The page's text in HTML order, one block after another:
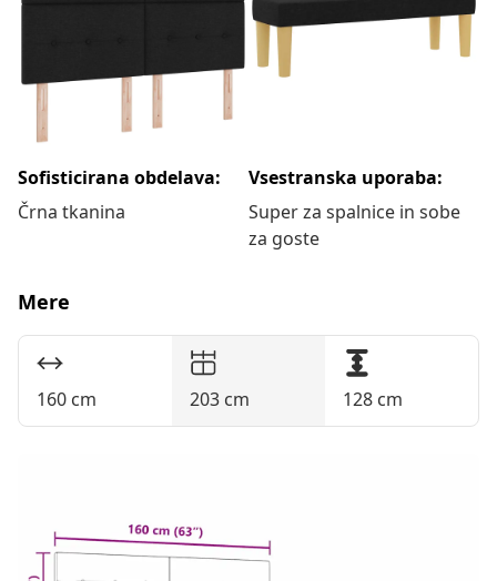
Sofisticirana obdelava:
Črna tkanina
Vsestranska uporaba:
Super za spalnice in sobe
za goste
Mere
160 cm 203 cm 128 cm